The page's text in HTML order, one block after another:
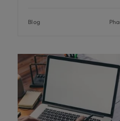
Blog